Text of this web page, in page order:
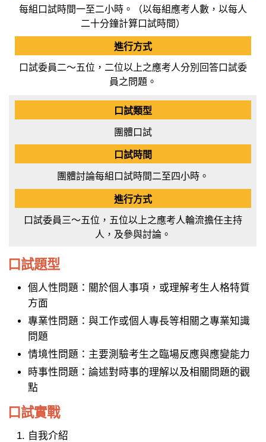
每組口試時間一至二小時。（以每組應考人數，以每人
二十分鐘計算口試時間）
口試委員二～五位，二位以上之應考人分別回答口試委
員之問題。
團體口試
團體討論每組口試時間二至四小時。
口試委員三～五位，五位以上之應考人輪流擔任主持
人，及參與討論。
口試題型
個人性問題：關於個人事項，或理解考生人格特質
方面
專業性問題：與工作或個人專長等相關之專業知識
問題
情境性問題：主要測驗考生之臨場反應與應變能力
時事性問題：論述對時事的理解以及相關問題的觀
點
口試實戰
自我介紹